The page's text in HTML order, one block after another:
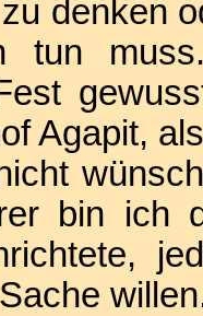
denken
tun
Agapit,
bin ich